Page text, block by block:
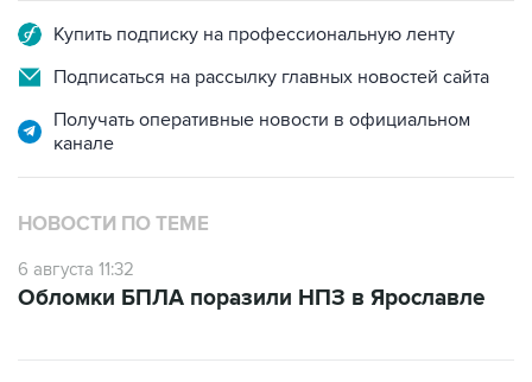
Купить подписку на профессиональную ленту
Подписаться на рассылку главных новостей сайта
Получать оперативные новости в официальном
канале
НОВОСТИ ПО ТЕМЕ
6 августа 11:32
Обломки БПЛА поразили НПЗ в Ярославле